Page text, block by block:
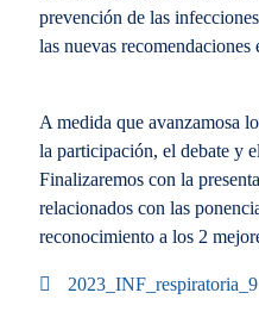
prevención de las
las nuevas recomendaciones
A medida que avanzamosa
la participación, el debate y
Finalizaremos con la
relacionados con las
reconocimiento a los 2
2023_INF_respiratoria_9